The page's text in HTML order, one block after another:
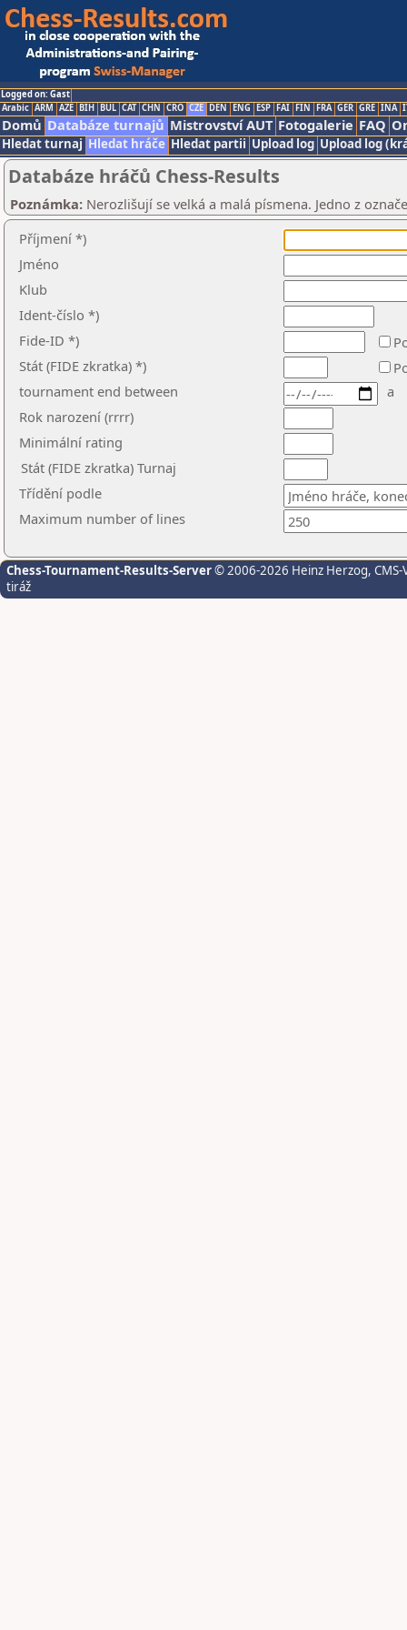
Logged on: Gast
Arabic ARM AZE BIH BUL CAT CHN CRO CZE DEN ENG ESP FAI FIN FRA GER GRE INA
Domů Databáze turnajů Mistrovství AUT Fotogalerie FAQ
Hledat turnaj Hledat hráče Hledat partii Upload log Upload log
Databáze hráčů Chess-Results
Poznámka: Nerozlišují se velká a malá písmena. Jedno z
Příjmení *)
Jméno
Klub
Ident-číslo *)
Fide-ID *)
Stát (FIDE zkratka) *)
tournament end between
a
Rok narození (rrrr)
Minimální rating
Stát (FIDE zkratka) Turnaj
Třídění podle
Maximum number of lines
Chess-Tournament-Results-Server© 2006-2026 Heinz Herzog,
tiráž